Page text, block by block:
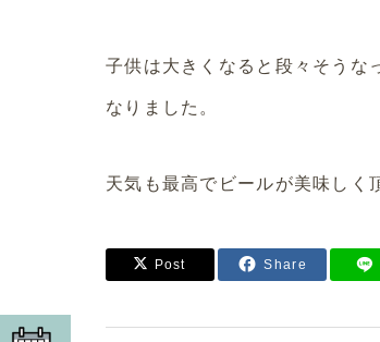
子供は大きくなると段々そうな
なりました。
天気も最高でビールが美味しく
Post Share